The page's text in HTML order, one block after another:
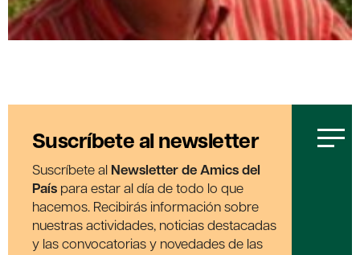
Suscríbete al newsletter
Suscríbete al Newsletter de Amics del
País para estar al día de todo lo que
hacemos. Recibirás información sobre
nuestras actividades, noticias destacadas
y las convocatorias y novedades de las